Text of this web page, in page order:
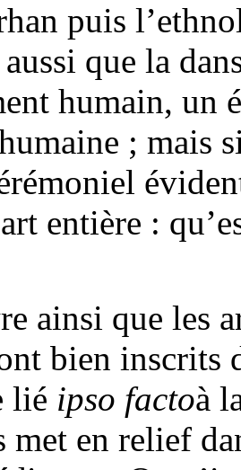
puis
que la
humain, un
; mais
entière :
ainsi que les
bien inscrits
lié ipso factoà
met en relief